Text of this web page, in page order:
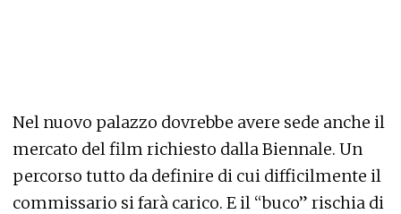
Nel nuovo palazzo dovrebbe avere sede anche il
mercato del film richiesto dalla Biennale. Un
percorso tutto da definire di cui difficilmente il
commissario si farà carico. E il “buco” rischia di